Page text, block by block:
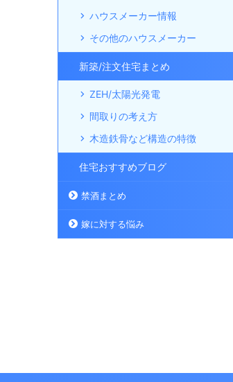
ハウスメーカー情報
その他のハウスメーカー
新築/注文住宅まとめ
ZEH/太陽光発電
間取りの考え方
木造鉄骨など構造の特徴
住宅おすすめブログ
禁酒まとめ
嫁に対する悩み